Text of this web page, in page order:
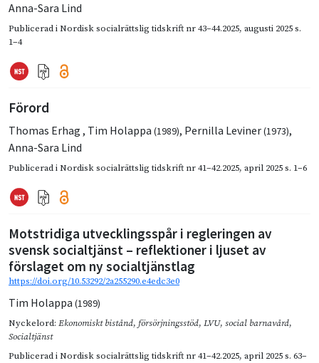
Anna-Sara Lind
Publicerad iNordisk socialrättslig tidskrift nr 43–44.2025, augusti 2025s.
1–4
Förord
Thomas Erhag , Tim Holappa (1989), Pernilla Leviner(1973),
Anna-Sara Lind
Publicerad iNordisk socialrättslig tidskrift nr 41–42.2025, april 2025s. 1–6
Motstridiga utvecklingsspår i regleringen av
svensk socialtjänst – reflektioner i ljuset av
förslaget om ny socialtjänstlag
https://doi.org/10.53292/2a255290.e4edc3e0
Tim Holappa (1989)
Nyckelord: Ekonomiskt bistånd, försörjningsstöd, LVU, social barnavård,
Socialtjänst
Publicerad iNordisk socialrättslig tidskrift nr 41–42.2025, april 2025s. 63–